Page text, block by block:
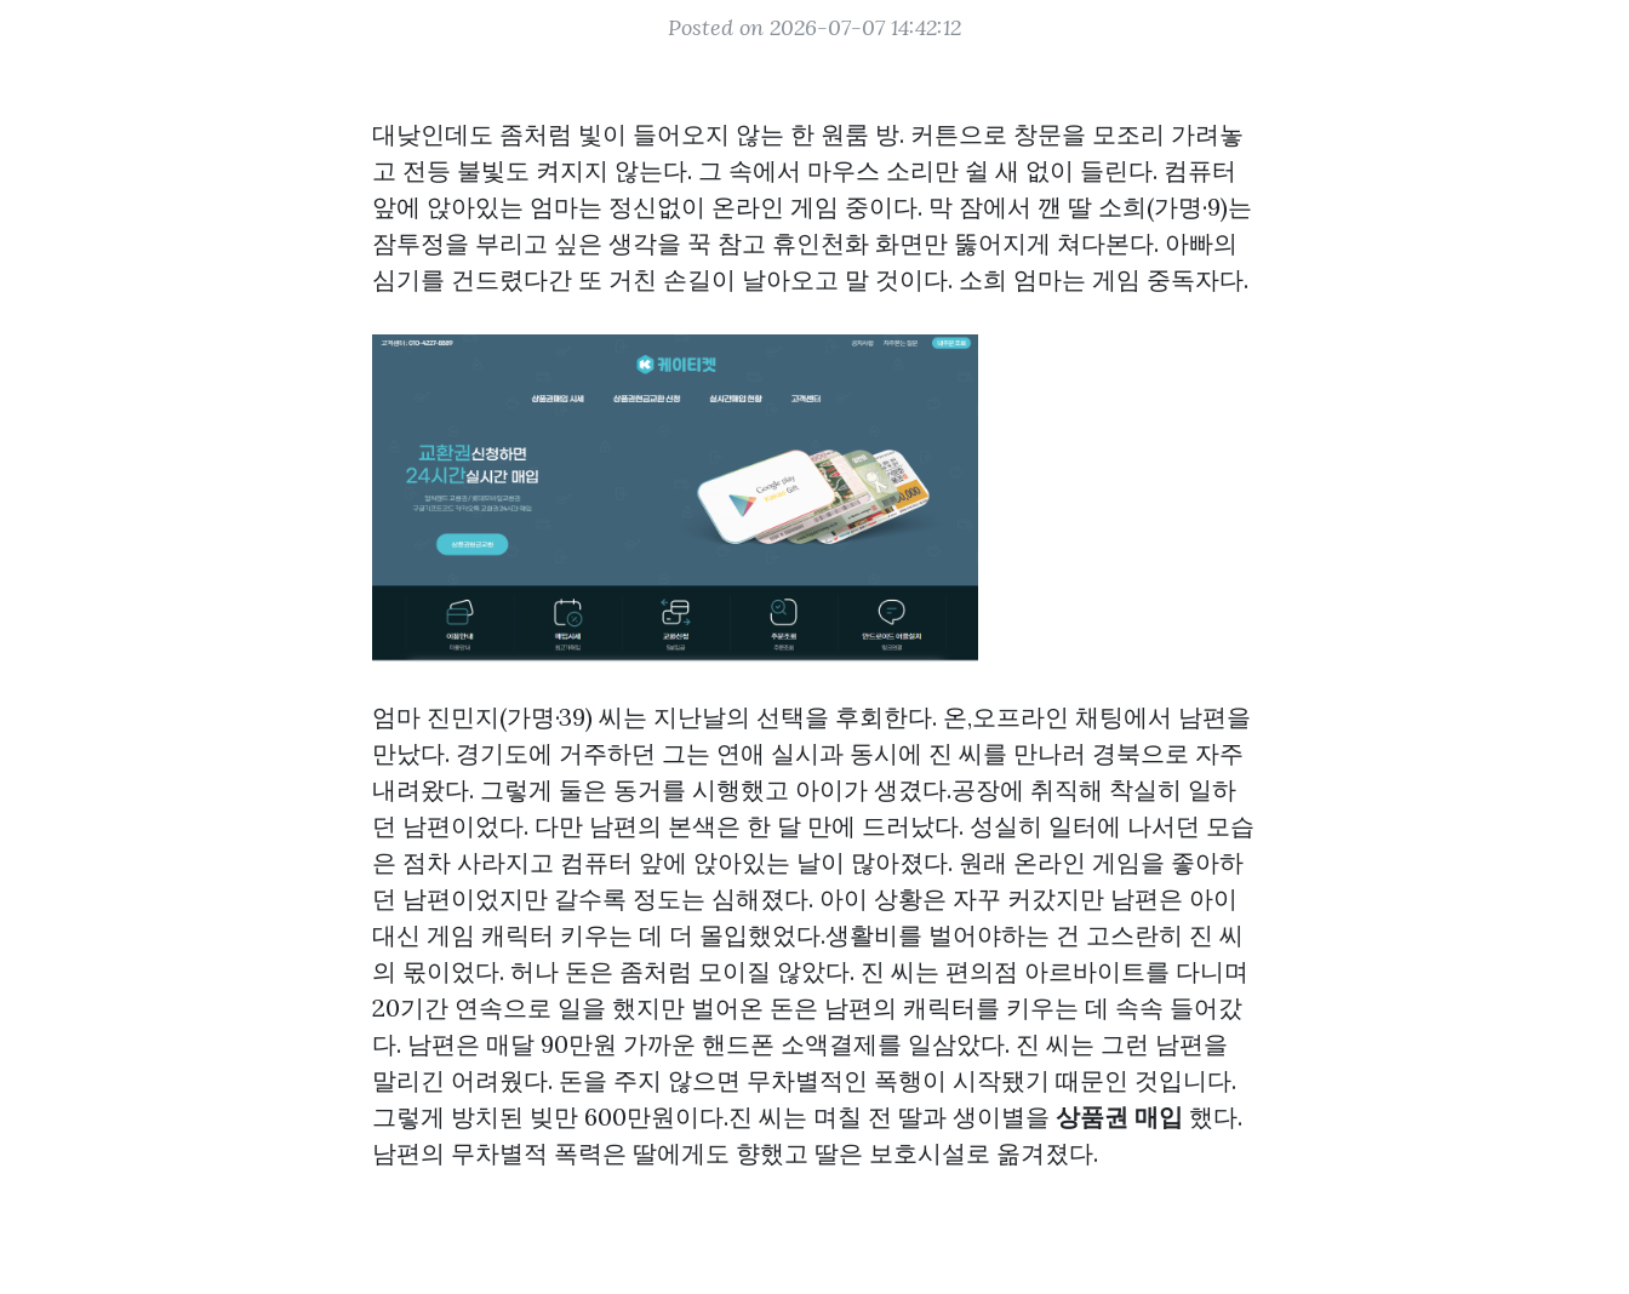
Posted on 2026-07-07 14:42:12
대낮인데도 좀처럼 빛이 들어오지 않는 한 원룸 방. 커튼으로 창문을 모조리 가려놓
고 전등 불빛도 켜지지 않는다. 그 속에서 마우스 소리만 쉴 새 없이 들린다. 컴퓨터
앞에 앉아있는 엄마는 정신없이 온라인 게임 중이다. 막 잠에서 깬 딸 소희(가명·9)는
잠투정을 부리고 싶은 생각을 꾹 참고 휴인천화 화면만 뚫어지게 쳐다본다. 아빠의
심기를 건드렸다간 또 거친 손길이 날아오고 말 것이다. 소희 엄마는 게임 중독자다.
엄마 진민지(가명·39) 씨는 지난날의 선택을 후회한다. 온,오프라인 채팅에서 남편을
만났다. 경기도에 거주하던 그는 연애 실시과 동시에 진 씨를 만나러 경북으로 자주
내려왔다. 그렇게 둘은 동거를 시행했고 아이가 생겼다.공장에 취직해 착실히 일하
던 남편이었다. 다만 남편의 본색은 한 달 만에 드러났다. 성실히 일터에 나서던 모습
은 점차 사라지고 컴퓨터 앞에 앉아있는 날이 많아졌다. 원래 온라인 게임을 좋아하
던 남편이었지만 갈수록 정도는 심해졌다. 아이 상황은 자꾸 커갔지만 남편은 아이
대신 게임 캐릭터 키우는 데 더 몰입했었다.생활비를 벌어야하는 건 고스란히 진 씨
의 몫이었다. 허나 돈은 좀처럼 모이질 않았다. 진 씨는 편의점 아르바이트를 다니며
20기간 연속으로 일을 했지만 벌어온 돈은 남편의 캐릭터를 키우는 데 속속 들어갔
다. 남편은 매달 90만원 가까운 핸드폰 소액결제를 일삼았다. 진 씨는 그런 남편을
말리긴 어려웠다. 돈을 주지 않으면 무차별적인 폭행이 시작됐기 때문인 것입니다.
그렇게 방치된 빚만 600만원이다.진 씨는 며칠 전 딸과 생이별을 상품권 매입 했다.
남편의 무차별적 폭력은 딸에게도 향했고 딸은 보호시설로 옮겨졌다.